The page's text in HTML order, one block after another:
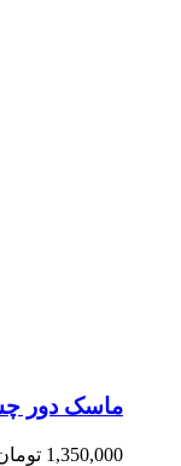
ماسک دور چشم
1,350,000